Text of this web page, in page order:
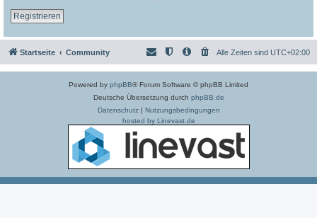
Registrieren
Startseite Community Alle Zeiten sind UTC+02:00
Powered by phpBB® Forum Software © phpBB Limited
Deutsche Übersetzung durch phpBB.de
Datenschutz| Nutzungsbedingungen
hosted by Linevast.de